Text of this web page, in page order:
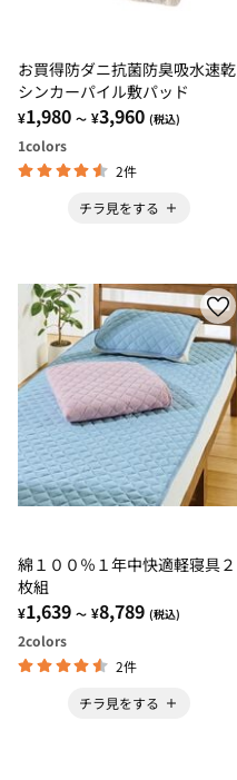
お買得防ダニ抗菌防臭吸水速乾
シンカーパイル敷パッド
¥1,980 ～ ¥3,960 (税込)
1colors
2件
チラ見をする
綿１００％１年中快適軽寝具２
枚組
¥1,639 ～ ¥8,789 (税込)
2colors
2件
チラ見をする